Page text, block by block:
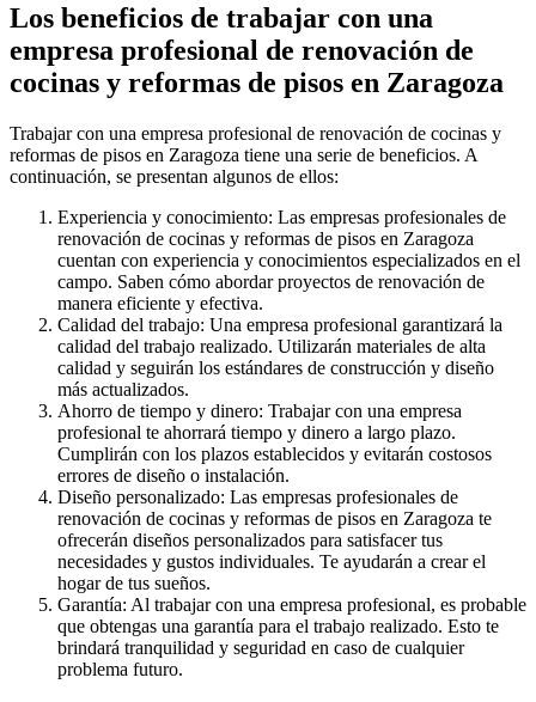
Los beneficios de trabajar con una
empresa profesional de renovación de
cocinas y reformas de pisos en Zaragoza
Trabajar con una empresa profesional de renovación de cocinas y
reformas de pisos en Zaragoza tiene una serie de beneficios. A
continuación, se presentan algunos de ellos:
Experiencia y conocimiento: Las empresas profesionales de
renovación de cocinas y reformas de pisos en Zaragoza
cuentan con experiencia y conocimientos especializados en el
campo. Saben cómo abordar proyectos de renovación de
manera eficiente y efectiva.
Calidad del trabajo: Una empresa profesional garantizará la
calidad del trabajo realizado. Utilizarán materiales de alta
calidad y seguirán los estándares de construcción y diseño
más actualizados.
Ahorro de tiempo y dinero: Trabajar con una empresa
profesional te ahorrará tiempo y dinero a largo plazo.
Cumplirán con los plazos establecidos y evitarán costosos
errores de diseño o instalación.
Diseño personalizado: Las empresas profesionales de
renovación de cocinas y reformas de pisos en Zaragoza te
ofrecerán diseños personalizados para satisfacer tus
necesidades y gustos individuales. Te ayudarán a crear el
hogar de tus sueños.
Garantía: Al trabajar con una empresa profesional, es probable
que obtengas una garantía para el trabajo realizado. Esto te
brindará tranquilidad y seguridad en caso de cualquier
problema futuro.